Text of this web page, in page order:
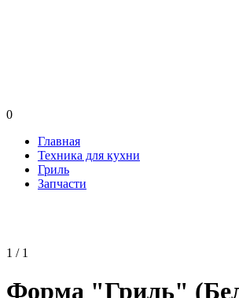
0
Главная
Техника для кухни
Гриль
Запчасти
1 / 1
Форма "Гриль"